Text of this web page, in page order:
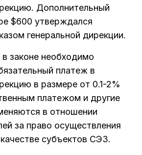
Дополнительный
$600 утверждался
генеральной дирекции.
законе необходимо
платеж в
в размере от 0.1-2%
платежом и другие
в отношении
за право осуществления
субъектов СЭЗ.